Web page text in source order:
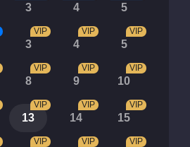
3 4 5
3
VIP
4
VIP
5
VIP
8
VIP
9
VIP
10
VIP
13
VIP
14
VIP
15
VIP
VIP VIP VIP